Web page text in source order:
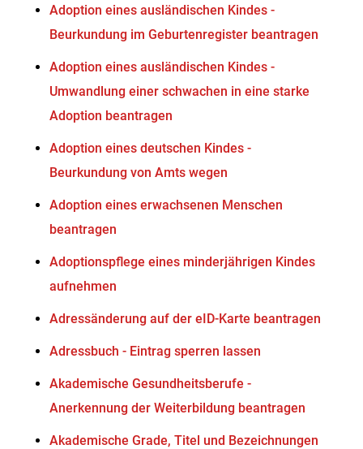
Adoption eines ausländischen Kindes -
Beurkundung im Geburtenregister beantragen
Adoption eines ausländischen Kindes -
Umwandlung einer schwachen in eine starke
Adoption beantragen
Adoption eines deutschen Kindes -
Beurkundung von Amts wegen
Adoption eines erwachsenen Menschen
beantragen
Adoptionspflege eines minderjährigen Kindes
aufnehmen
Adressänderung auf der eID-Karte beantragen
Adressbuch - Eintrag sperren lassen
Akademische Gesundheitsberufe -
Anerkennung der Weiterbildung beantragen
Akademische Grade, Titel und Bezeichnungen